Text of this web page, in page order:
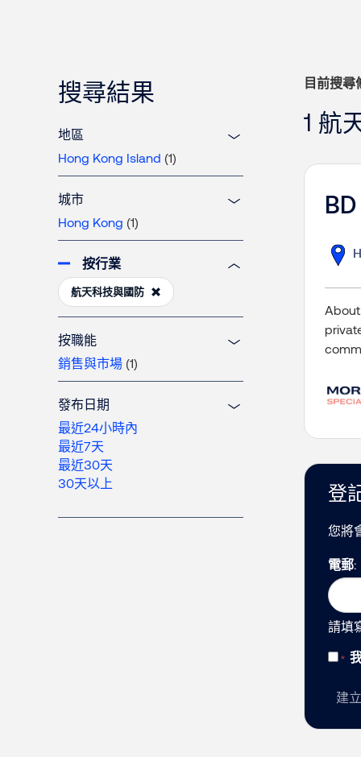
搜尋結果
地區
Hong Kong Island (1)
城市
Hong Kong (1)
按行業
航天科技與國防
按職能
銷售與市場 (1)
發布日期
最近24小時內
最近7天
最近30天
30天以上
目前搜尋
1 航
登
您將
電郵
請填
建